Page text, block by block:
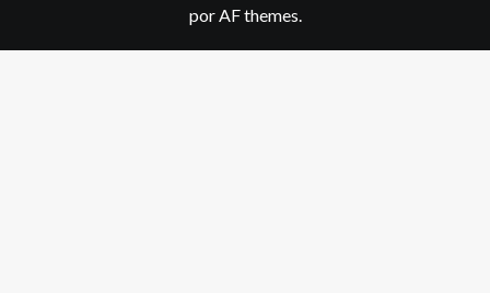
por AF themes.